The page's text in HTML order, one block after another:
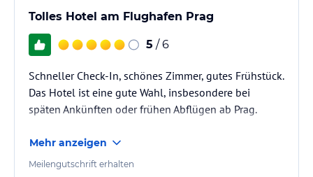
Tolles Hotel am Flughafen Prag
5 / 6
Schneller Check-In, schönes Zimmer, gutes Frühstück.
Das Hotel ist eine gute Wahl, insbesondere bei
späten Ankünften oder frühen Abflügen ab Prag.
Mehr anzeigen
Meilengutschrift erhalten